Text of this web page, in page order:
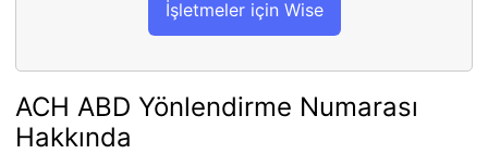
İşletmeler için Wise
ACH ABD Yönlendirme Numarası
Hakkında